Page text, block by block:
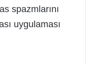
spazmlarını
uygulaması